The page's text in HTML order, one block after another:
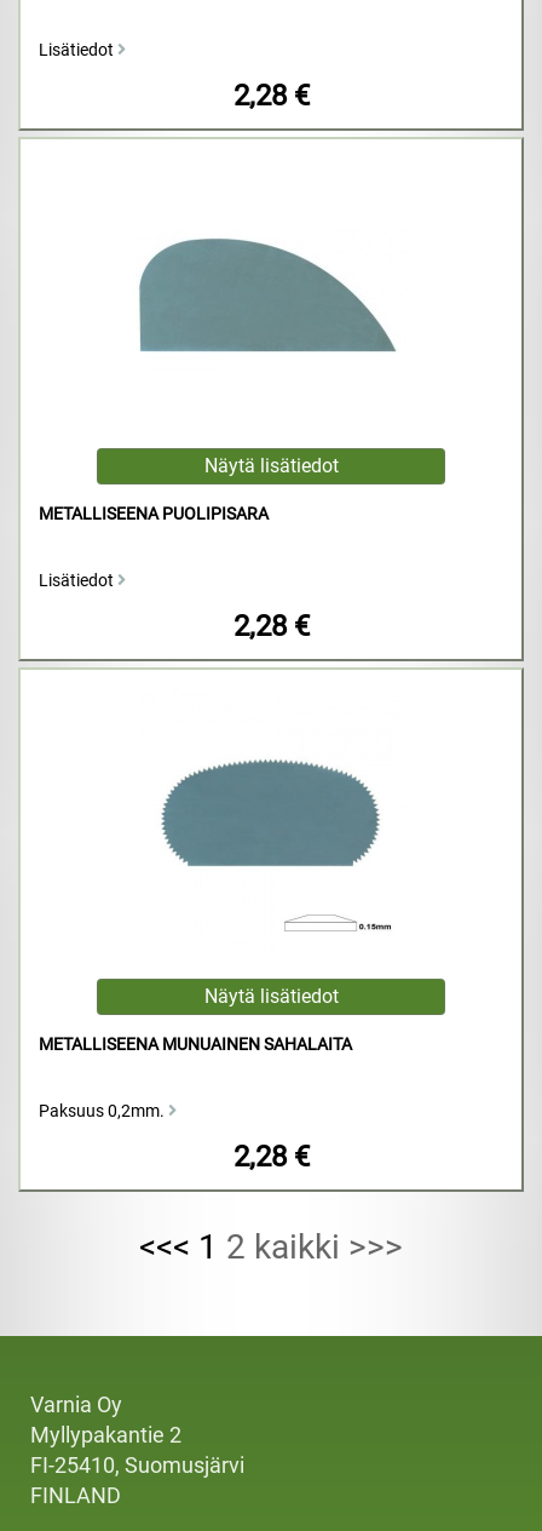
Lisätiedot
2,28 €
METALLISEENA PUOLIPISARA
Lisätiedot
2,28 €
METALLISEENA MUNUAINEN SAHALAITA
Paksuus 0,2mm.
2,28 €
<<< 1 2 kaikki >>>
Varnia Oy
Myllypakantie 2
FI-25410, Suomusjärvi
FINLAND